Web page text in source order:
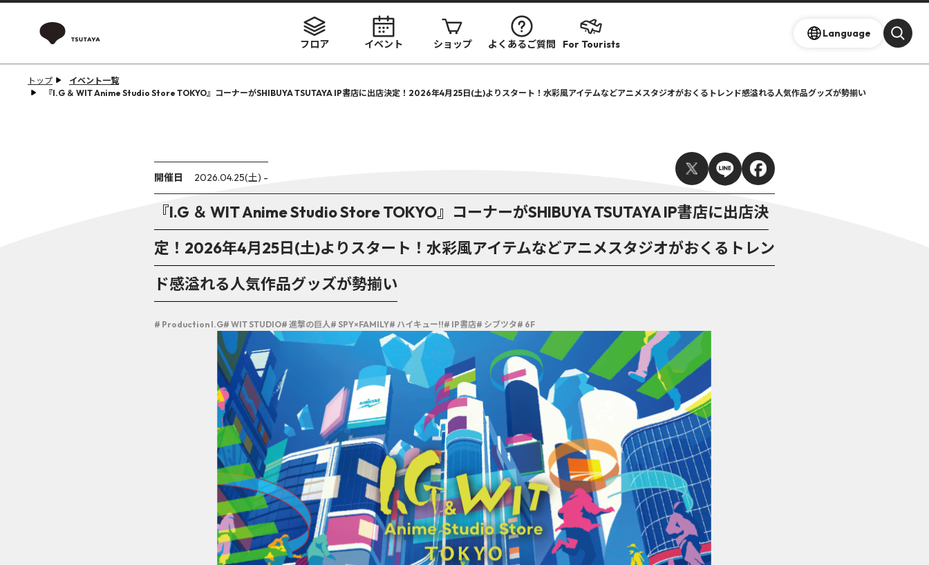
フロア イベント ショップ よくあるご質問 For Tourists
Language
トップ
イベント一覧
『I.G ＆ WIT Anime Studio Store TOKYO』コーナーがSHIBUYA TSUTAYA IP書店に出店決定！2026年4月25日(土)よりスタート！水彩風アイテムなどアニメスタジオがおくるトレンド感溢れる人気作品グッズが勢揃い
開催日 2026.04.25(土) -
『I.G ＆ WIT Anime Studio Store TOKYO』コーナーがSHIBUYA TSUTAYA IP書店に出店決
定！2026年4月25日(土)よりスタート！水彩風アイテムなどアニメスタジオがおくるトレン
ド感溢れる人気作品グッズが勢揃い
# Production I.G# WIT STUDIO# 進撃の巨人# SPY×FAMILY# ハイキュー!!# IP書店# シブツタ# 6F